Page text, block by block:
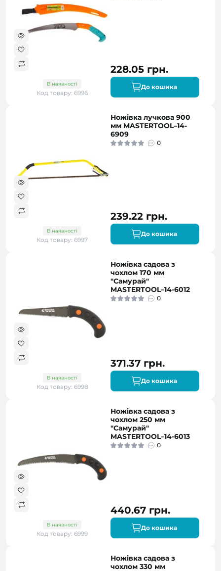
В наявності
Код товару: 6996
228.05 грн.
До кошика
В наявності
Код товару: 6997
Ножівка лучкова 900
мм MASTERTOOL–14-
6909
0
239.22 грн.
До кошика
В наявності
Код товару: 6998
Ножівка садова з
чохлом 170 мм
"Самурай"
MASTERTOOL–14-6012
0
371.37 грн.
До кошика
В наявності
Код товару: 6999
Ножівка садова з
чохлом 250 мм
"Самурай"
MASTERTOOL–14-6013
0
440.67 грн.
До кошика
Ножівка садова з
чохлом 330 мм